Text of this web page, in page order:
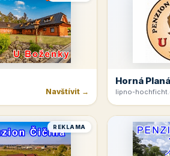
Navštívit →
Horná Planá
lipno-
REKLAMA